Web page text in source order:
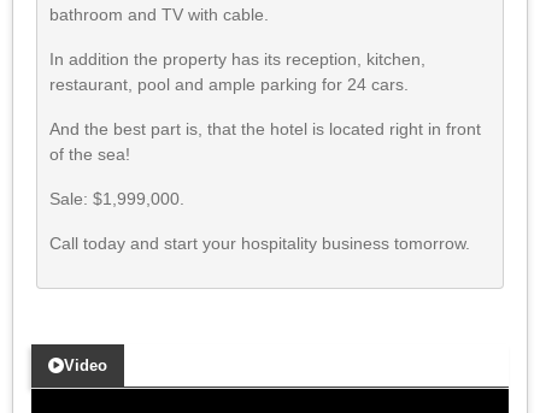
bathroom and TV with cable.
In addition the property has its reception, kitchen,
restaurant, pool and ample parking for 24 cars.
And the best part is, that the hotel is located right in front
of the sea!
Sale: $1,999,000.
Call today and start your hospitality business tomorrow.
Video